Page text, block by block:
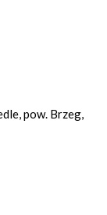
pow. Brzeg,